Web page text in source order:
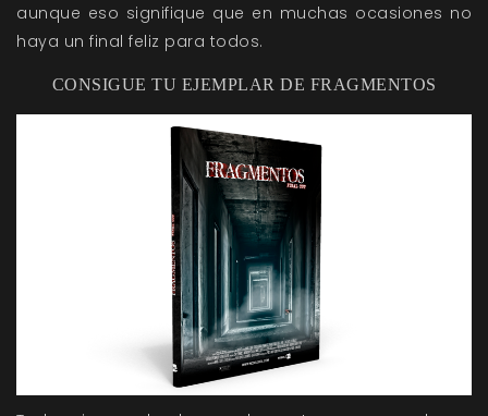
aunque eso signifique que en muchas ocasiones no
haya un final feliz para todos.
CONSIGUE TU EJEMPLAR DE FRAGMENTOS